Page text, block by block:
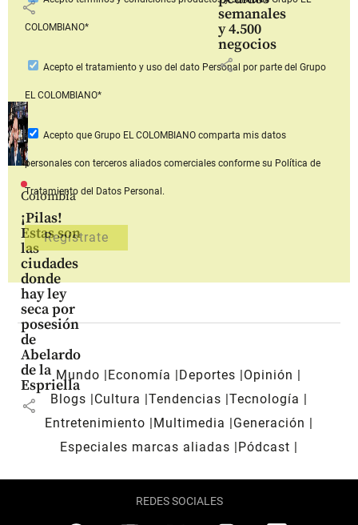
share
semanales
y 4.500
negocios
share
Colombia
¡Pilas!
Estas son
las
ciudades
donde
hay ley
seca por
posesión
de
Abelardo
de la
Espriella
share
COLOMBIANO*
Acepto el tratamiento y uso del dato Personal por parte del Grupo
EL COLOMBIANO*
Acepto que Grupo EL COLOMBIANOcomparta mis datos
personales con terceros aliados comerciales conforme su Política de
Tratamiento del Datos Personal.
Mundo Economía Deportes
Opinión
Blogs
Cultura Tendencias Tecnología
Entretenimiento
Multimedia
Generación
Especiales marcas aliadas
Pódcast
REDES SOCIALES